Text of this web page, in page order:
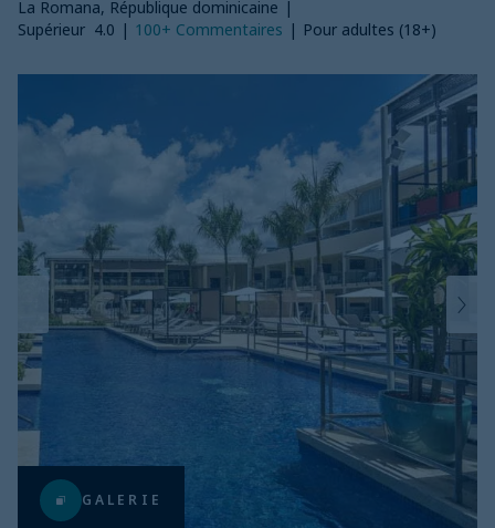
La Romana, République dominicaine |
Supérieur 4.0 | 100+ Commentaires | Pour adultes (18+)
GALERIE